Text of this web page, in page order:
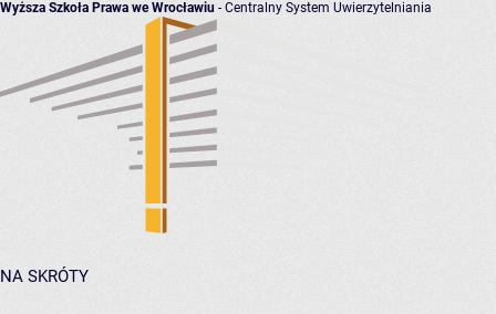
Wyższa Szkoła Prawa we Wrocławiu - Centralny System Uwierzytelniania
NA SKRÓTY